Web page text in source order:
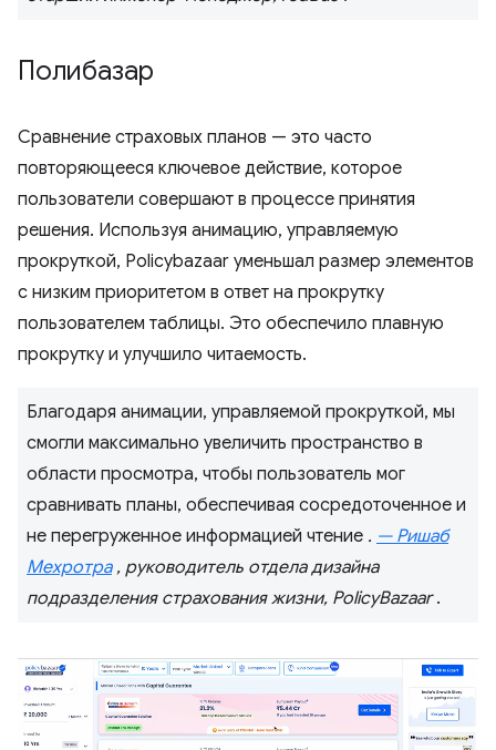
Полибазар
Сравнение страховых планов — это часто
повторяющееся ключевое действие, которое
пользователи совершают в процессе принятия
решения. Используя анимацию, управляемую
прокруткой, Policybazaar уменьшал размер элементов
с низким приоритетом в ответ на прокрутку
пользователем таблицы. Это обеспечило плавную
прокрутку и улучшило читаемость.
Благодаря анимации, управляемой прокруткой, мы
смогли максимально увеличить пространство в
области просмотра, чтобы пользователь мог
сравнивать планы, обеспечивая сосредоточенное и
не перегруженное информацией чтение . — Ришаб
Мехротра, руководитель отдела дизайна
подразделения страхования жизни, PolicyBazaar.